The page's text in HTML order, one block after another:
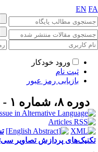
EN
ورود خودکار
ثبت نام
بازیابی رمز عبور
دوره ۸، شماره ۱ - ( ۳-۱۴۰۰ )
پردازش تصاویر